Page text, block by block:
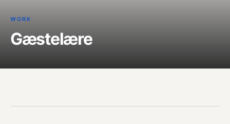
WORK
Gæstelære